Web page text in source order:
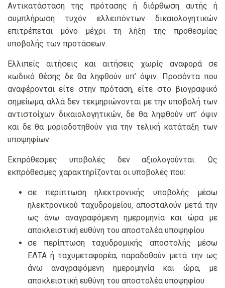
Αντικατάσταση της πρότασης ή διόρθωση αυτής ή
συμπλήρωση τυχόν ελλειπόντων δικαιολογητικών
επιτρέπεται μόνο μέχρι τη λήξη της προθεσμίας
υποβολής των προτάσεων.
Ελλιπείς αιτήσεις και αιτήσεις χωρίς αναφορά σε
κωδικό θέσης δε θα ληφθούν υπ’ όψιν. Προσόντα που
αναφέρονται είτε στην πρόταση, είτε στο βιογραφικό
σημείωμα, αλλά δεν τεκμηριώνονται με την υποβολή των
αντιστοίχων δικαιολογητικών, δε θα ληφθούν υπ’ όψιν
και δε θα μοριοδοτηθούν για την τελική κατάταξη των
υποψηφίων.
Εκπρόθεσμες υποβολές δεν αξιολογούνται. Ως
εκπρόθεσμες χαρακτηρίζονται οι υποβολές που:
σε περίπτωση ηλεκτρονικής υποβολής μέσω
ηλεκτρονικού ταχυδρομείου, αποσταλούν μετά την
ως άνω αναγραφόμενη ημερομηνία και ώρα με
αποκλειστική ευθύνη του αποστολέα υποψηφίου
σε περίπτωση ταχυδρομικής αποστολής μέσω
ΕΛΤΑ ή ταχυμεταφορέα, παραδοθούν μετά την ως
άνω αναγραφόμενη ημερομηνία και ώρα, με
αποκλειστική ευθύνη του αποστολέα υποψηφίου